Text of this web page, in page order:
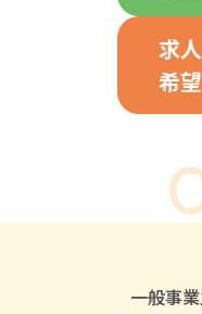
求
希
一般事